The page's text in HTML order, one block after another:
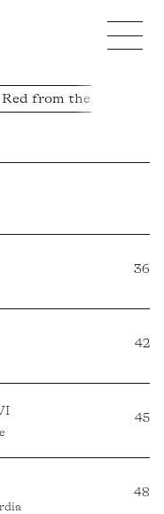
Red from the North
36
42
45
48